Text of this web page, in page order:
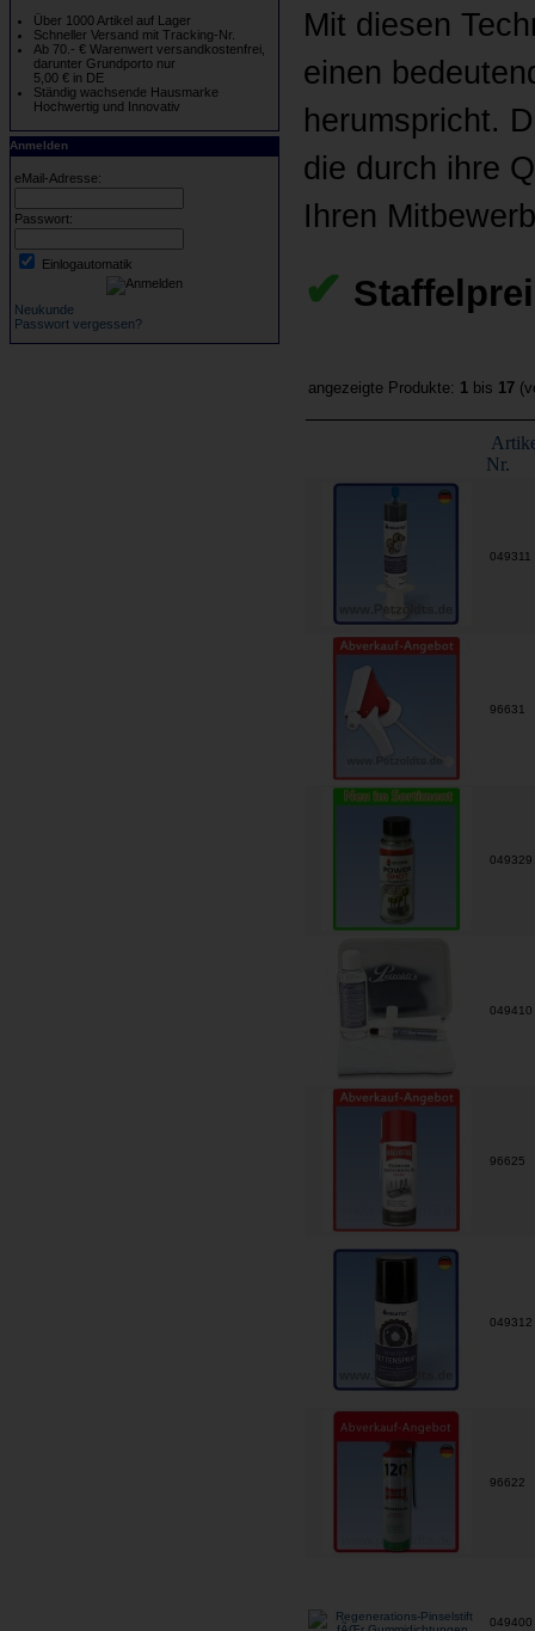
Über 1000 Artikel auf Lager
Schneller Versand mit Tracking-Nr.
Ab 70.- € Warenwert versandkostenfrei,
darunter Grundporto nur
5,00 € in DE
Ständig wachsende Hausmarke
Hochwertig und Innovativ
Anmelden
eMail-Adresse:
Passwort:
Einlogautomatik
Neukunde
Passwort vergessen?
Mit diesen
einen
herumspricht.
die durch ihre
Ihren
✔
angezeigte Produkte: 1 bis 17
Nr.
049311
96631
049329
049410
96625
049312
96622
049400